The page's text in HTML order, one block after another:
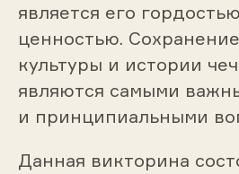
является его
ценностью.
культуры и истории
являются самыми
и принципиальными
Данная викторина